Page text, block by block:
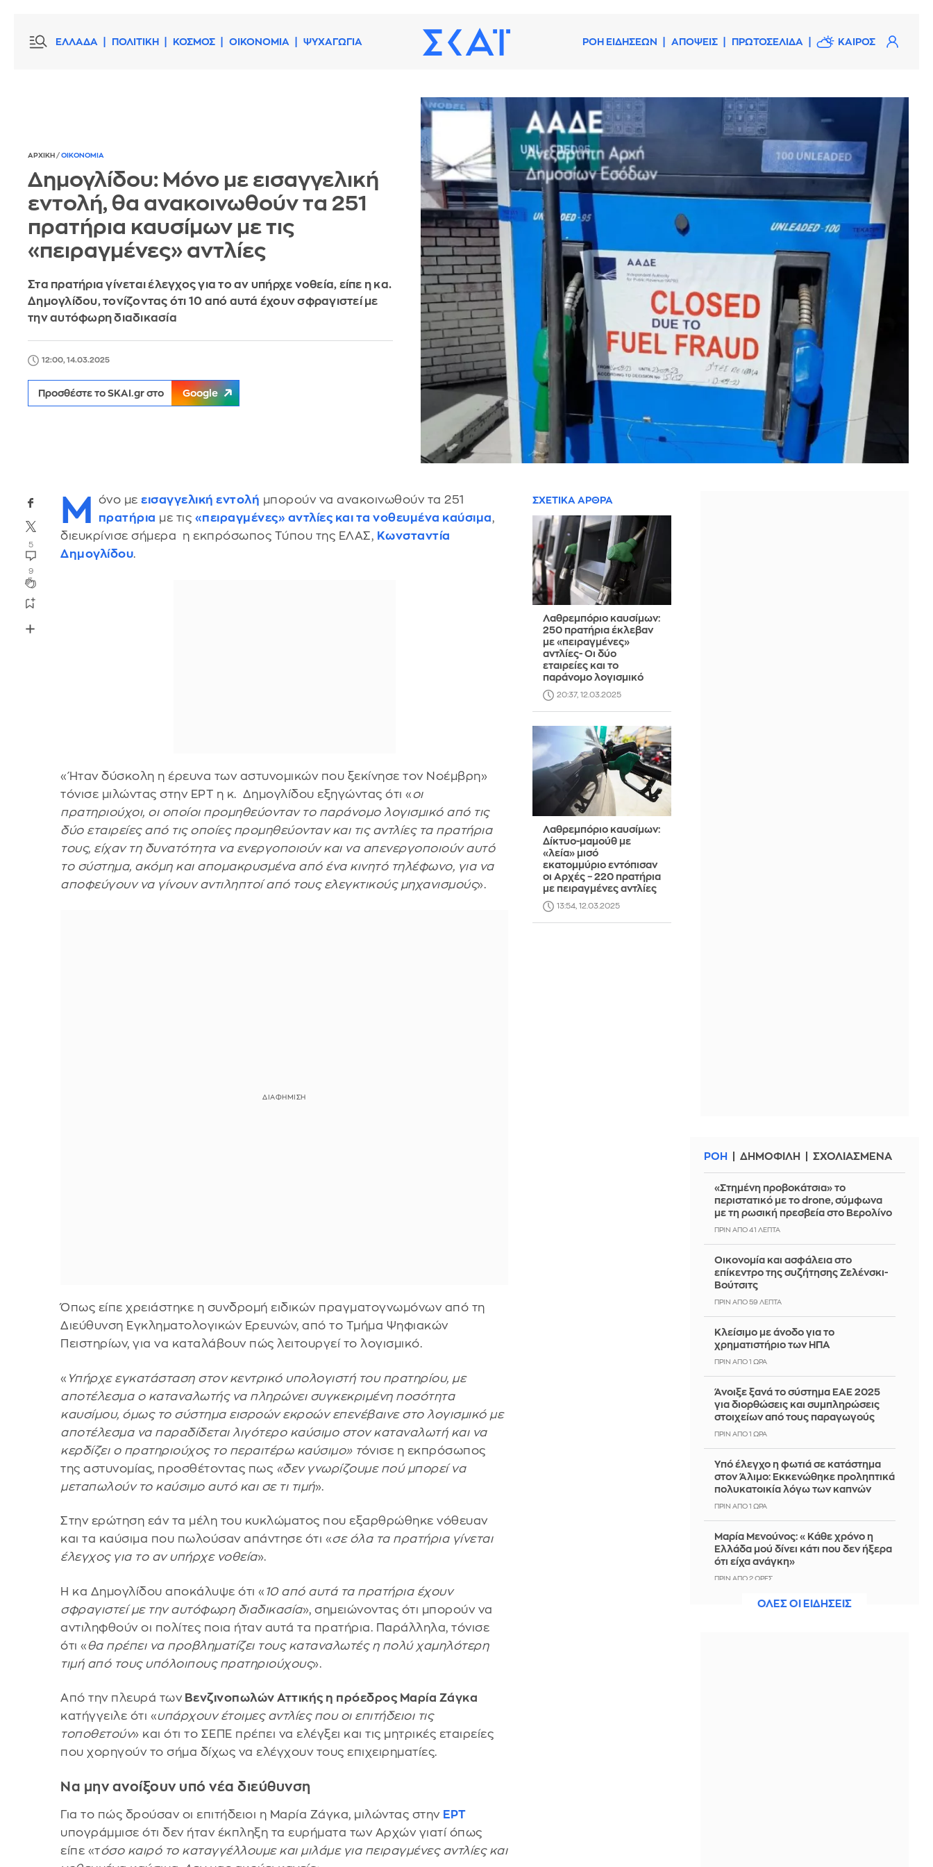
ΕΛΛΑΔΑ ΠΟΛΙΤΙΚΗ ΚΟΣΜΟΣ ΟΙΚΟΝΟΜΙΑ ΨΥΧΑΓΩΓΙΑ ΡΟΗ ΕΙΔΗΣΕΩΝ ΑΠΟΨΕΙΣ ΠΡΩΤΟΣΕΛΙΔΑ ΚΑΙΡΟΣ
ΑΡΧΙΚΗ / ΟΙΚΟΝΟΜΙΑ
Δημογλίδου: Μόνο με εισαγγελική
εντολή, θα ανακοινωθούν τα 251
πρατήρια καυσίμων με τις
«πειραγμένες» αντλίες
Στα πρατήρια γίνεται έλεγχος για το αν υπήρχε νοθεία, είπε η κα.
Δημογλίδου, τονίζοντας ότι 10 από αυτά έχουν σφραγιστεί με
την αυτόφωρη διαδικασία
12:00, 14.03.2025
Προσθέστε το SKAI.gr στο Google
5
9
Μ όνο μεεισαγγελική εντολή μπορούν να ανακοινωθούν τα 251
πρατήρια με τις «πειραγμένες» αντλίες και τα νοθευμένα καύσιμα,
διευκρίνισε σήμερα η εκπρόσωπος Τύπου της ΕΛΑΣ, Κωνσταντία
Δημογλίδου.
«Ήταν δύσκολη η έρευνα των αστυνομικών που ξεκίνησε τον Νοέμβρη»
τόνισε μιλώντας στην ΕΡΤ η κ. Δημογλίδου εξηγώντας ότι «οι
πρατηριούχοι, οι οποίοι προμηθεύονταν το παράνομο λογισμικό από τις
δύο εταιρείες από τις οποίες προμηθεύονταν και τις αντλίες τα πρατήρια
τους, είχαν τη δυνατότητα να ενεργοποιούν και να απενεργοποιούν αυτό
το σύστημα, ακόμη και απομακρυσμένα από ένα κινητό τηλέφωνο, για να
αποφεύγουν να γίνουν αντιληπτοί από τους ελεγκτικούς μηχανισμούς».
Όπως είπε χρειάστηκε η συνδρομή ειδικών πραγματογνωμόνων από τη
Διεύθυνση Εγκληματολογικών Ερευνών, από το Τμήμα Ψηφιακών
Πειστηρίων, για να καταλάβουν πώς λειτουργεί το λογισμικό.
« Υπήρχε εγκατάσταση στον κεντρικό υπολογιστή του πρατηρίου, με
αποτέλεσμα ο καταναλωτής να πληρώνει συγκεκριμένη ποσότητα
καυσίμου, όμως το σύστημα εισροών εκροών επενέβαινε στο λογισμικό με
αποτέλεσμα να παραδίδεται λιγότερο καύσιμο στον καταναλωτή και να
κερδίζει ο πρατηριούχος το περαιτέρω καύσιμο» τόνισε η εκπρόσωπος
της αστυνομίας, προσθέτοντας πως «δεν γνωρίζουμε πού μπορεί να
μεταπωλούν το καύσιμο αυτό και σε τι τιμή».
Στην ερώτηση εάν τα μέλη του κυκλώματος που εξαρθρώθηκε νόθευαν
και τα καύσιμα που πωλούσαν απάντησε ότι «σε όλα τα πρατήρια γίνεται
έλεγχος για το αν υπήρχε νοθεία».
Η κα Δημογλίδου αποκάλυψε ότι « 10 από αυτά τα πρατήρια έχουν
σφραγιστεί με την αυτόφωρη διαδικασία», σημειώνοντας ότι μπορούν να
αντιληφθούν οι πολίτες ποια ήταν αυτά τα πρατήρια. Παράλληλα, τόνισε
ότι «θα πρέπει να προβληματίζει τους καταναλωτές η πολύ χαμηλότερη
τιμή από τους υπόλοιπους πρατηριούχους».
Από την πλευρά των Βενζινοπωλών Αττικής η πρόεδρος Μαρία Ζάγκα
κατήγγειλε ότι «υπάρχουν έτοιμες αντλίες που οι επιτήδειοι τις
τοποθετούν» και ότι το ΣΕΠΕ πρέπει να ελέγξει και τις μητρικές εταιρείες
που χορηγούν το σήμα δίχως να ελέγχουν τους επιχειρηματίες.
Να μην ανοίξουν υπό νέα διεύθυνση
Για το πώς δρούσαν οι επιτήδειοι η Μαρία Ζάγκα, μιλώντας στην ΕΡΤ
υπογράμμισε ότι δεν ήταν έκπληξη τα ευρήματα των Αρχών γιατί όπως
είπε «τόσο καιρό το καταγγέλλουμε και μιλάμε για πειραγμένες αντλίες και
ΣΧΕΤΙΚΑ ΑΡΘΡΑ
Λαθρεμπόριο καυσίμων:
250 πρατήρια έκλεβαν
με «πειραγμένες»
αντλίες- Οι δύο
εταιρείες και το
παράνομο λογισμικό
20:37, 12.03.2025
Λαθρεμπόριο καυσίμων:
Δίκτυο-μαμούθ με
«λεία» μισό
εκατομμύριο εντόπισαν
οι Αρχές – 220 πρατήρια
με πειραγμένες αντλίες
13:54, 12.03.2025
ΡΟΗ ΔΗΜΟΦΙΛΗ ΣΧΟΛΙΑΣΜΕΝΑ
«Στημένη προβοκάτσια» το
περιστατικό με το drone, σύμφωνα
με τη ρωσική πρεσβεία στο Βερολίνο
ΠΡΙΝ ΑΠΌ 41 ΛΕΠΤΆ
Οικονομία και ασφάλεια στο
επίκεντρο της συζήτησης Ζελένσκι-
Βούτσιτς
ΠΡΙΝ ΑΠΌ 59 ΛΕΠΤΆ
Κλείσιμο με άνοδο για το
χρηματιστήριο των ΗΠΑ
ΠΡΙΝ ΑΠΌ 1 ΏΡΑ
Άνοιξε ξανά το σύστημα ΕΑΕ 2025
για διορθώσεις και συμπληρώσεις
στοιχείων από τους παραγωγούς
ΠΡΙΝ ΑΠΌ 1 ΏΡΑ
Yπό έλεγχο η φωτιά σε κατάστημα
στον Άλιμο: Εκκενώθηκε προληπτικά
πολυκατοικία λόγω των καπνών
ΠΡΙΝ ΑΠΌ 1 ΏΡΑ
Μαρία Μενούνος: «Κάθε χρόνο η
Ελλάδα μού δίνει κάτι που δεν ήξερα
ότι είχα ανάγκη»
ΠΡΙΝ ΑΠΌ 2 ΏΡΕΣ
Η ξηρασία απειλεί την
ΟΛΕΣ ΟΙ ΕΙΔΗΣΕΙΣ